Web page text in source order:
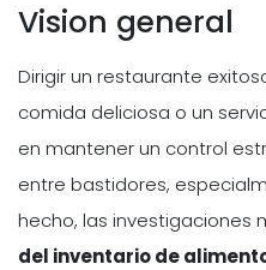
Vision general
Dirigir un restaurante
comida deliciosa o un
en mantener un control
entre bastidores,
hecho, las investigaciones
del inventario de